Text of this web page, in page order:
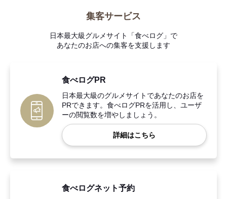
集客サービス
日本最大級グルメサイト「食べログ」で
あなたのお店への集客を支援します
食べログPR
日本最大級のグルメサイトであなたのお店を
PRできます。食べログPRを活用し、ユーザ
ーの閲覧数を増やしましょう。
詳細はこちら
食べログネット予約